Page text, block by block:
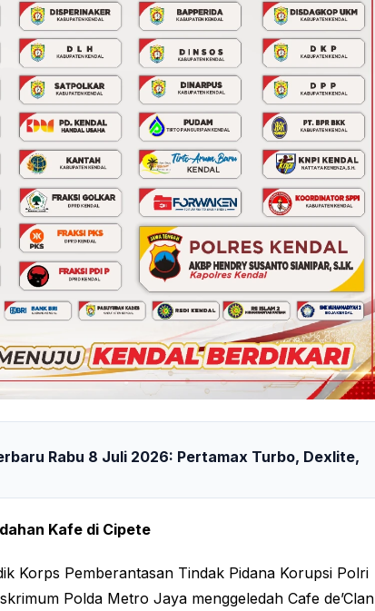
Rabu 8 Juli 2026: Pertamax Turbo, Dexlite,
Kafe di Cipete
Korps Pemberantasan Tindak Pidana Korupsi Polri
Polda Metro Jaya menggeledah Cafe de’Clan